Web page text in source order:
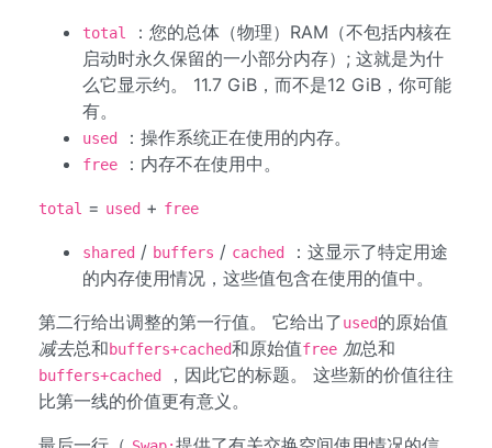
total
：您的总体（物理）RAM（不包括内核在
启动时永久保留的一小部分内存）; 这就是为什
么它显示约。 11.7 GiB，而不是12 GiB，你可能
有。
used ：操作系统正在使用的内存。
free ：内存不在使用中。
total = used + free
shared / buffers / cached
：这显示了特定用途
的内存使用情况，这些值包含在使用的值中。
第二行给出调整的第一行值。 它给出了used的原始值
减去总和buffers+cached和原始值free 加总和
buffers+cached
，因此它的标题。 这些新的价值往往
比第一线的价值更有意义。